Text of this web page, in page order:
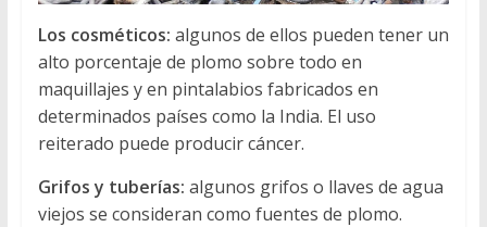
Los cosméticos: algunos de ellos pueden tener un
alto porcentaje de plomo sobre todo en
maquillajes y en pintalabios fabricados en
determinados países como la India. El uso
reiterado puede producir cáncer.
Grifos y tuberías: algunos grifos o llaves de agua
viejos se consideran como fuentes de plomo.